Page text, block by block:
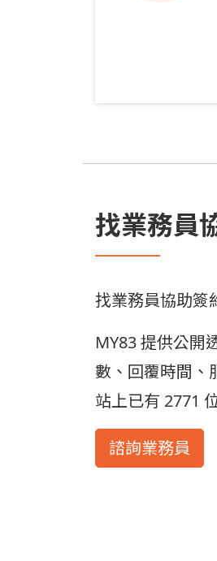
找業務員
找業務員協助簽
MY83 提供公開
數、回覆時間、
站上已有 2771
諮詢業務員